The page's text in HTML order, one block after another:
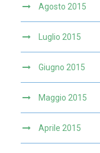
Agosto 2015
Luglio 2015
Giugno 2015
Maggio 2015
Aprile 2015